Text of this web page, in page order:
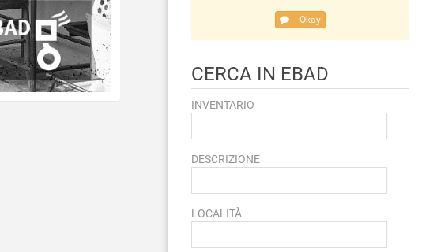
Okay
CERCA IN EBAD
INVENTARIO
DESCRIZIONE
LOCALITÀ